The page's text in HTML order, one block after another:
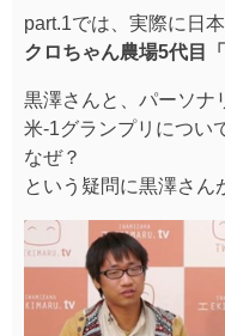
part.1では、実際に日
クロちゃん農場5代目
黒澤さんと、パーソナ
米-1グランプリについ
なぜ？
という疑問に黒澤さん